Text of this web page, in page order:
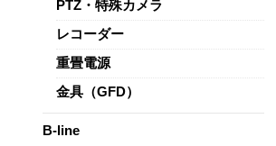
PTZ・特殊カメラ
レコーダー
重畳電源
金具（GFD）
B-line